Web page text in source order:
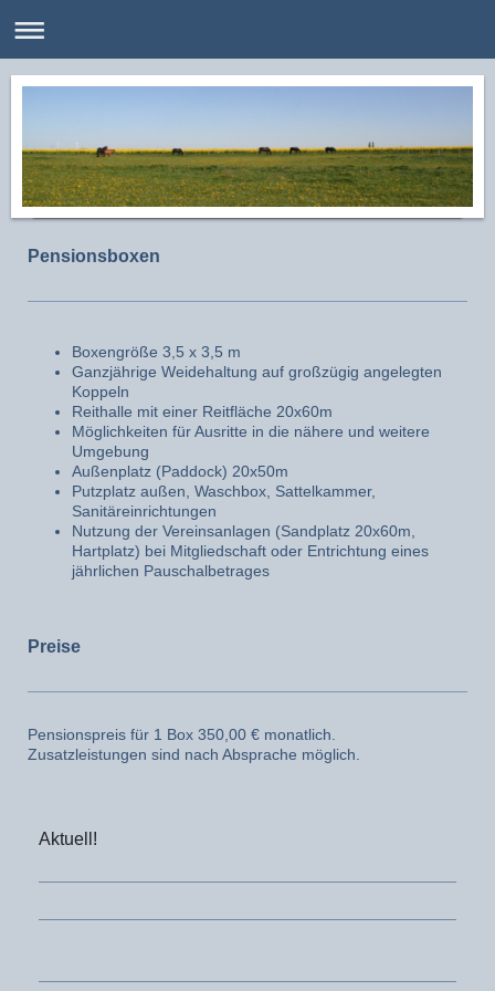
Pensionsboxen
Boxengröße 3,5 x 3,5 m
Ganzjährige Weidehaltung auf großzügig angelegten
Koppeln
Reithalle mit einer Reitfläche 20x60m
Möglichkeiten für Ausritte in die nähere und weitere
Umgebung
Außenplatz (Paddock) 20x50m
Putzplatz außen, Waschbox, Sattelkammer,
Sanitäreinrichtungen
Nutzung der Vereinsanlagen (Sandplatz 20x60m,
Hartplatz) bei Mitgliedschaft oder Entrichtung eines
jährlichen Pauschalbetrages
Preise
Pensionspreis für 1 Box 350,00 € monatlich.
Zusatzleistungen sind nach Absprache möglich.
Aktuell!